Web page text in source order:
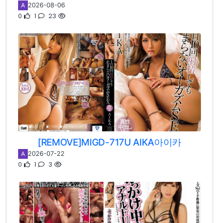
A 2026-08-06
0 1 23
[REMOVE]MIGD-717U AIKA아이카
A 2026-07-22
0 1 3